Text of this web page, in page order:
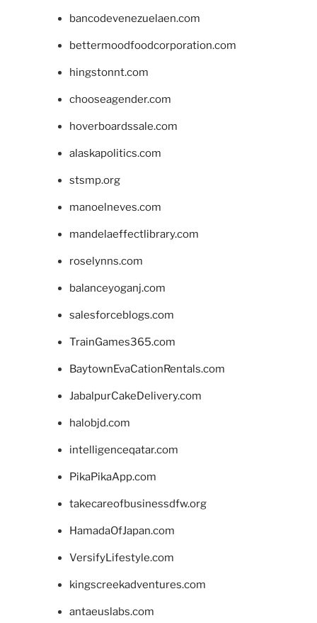
bancodevenezuelaen.com
bettermoodfoodcorporation.com
hingstonnt.com
chooseagender.com
hoverboardssale.com
alaskapolitics.com
stsmp.org
manoelneves.com
mandelaeffectlibrary.com
roselynns.com
balanceyoganj.com
salesforceblogs.com
TrainGames365.com
BaytownEvaCationRentals.com
JabalpurCakeDelivery.com
halobjd.com
intelligenceqatar.com
PikaPikaApp.com
takecareofbusinessdfw.org
HamadaOfJapan.com
VersifyLifestyle.com
kingscreekadventures.com
antaeuslabs.com